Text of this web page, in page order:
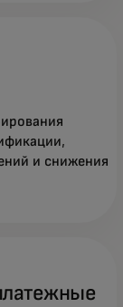
и снижения